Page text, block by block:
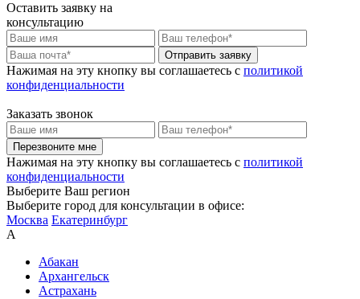
Оставить заявку на
консультацию
Отправить заявку
Нажимая на эту кнопку вы соглашаетесь c политикой
конфиденциальности
Заказать звонок
Перезвоните мне
Нажимая на эту кнопку вы соглашаетесь c политикой
конфиденциальности
Выберите Ваш регион
Выберите город для консультации в офисе:
Москва Екатеринбург
А
Абакан
Архангельск
Астрахань